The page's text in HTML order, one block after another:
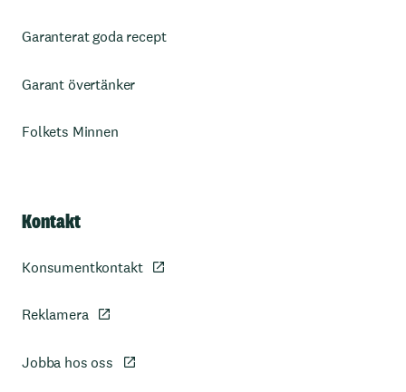
Garanterat goda recept
Garant övertänker
Folkets Minnen
Kontakt
Konsumentkontakt
Reklamera
Jobba hos oss